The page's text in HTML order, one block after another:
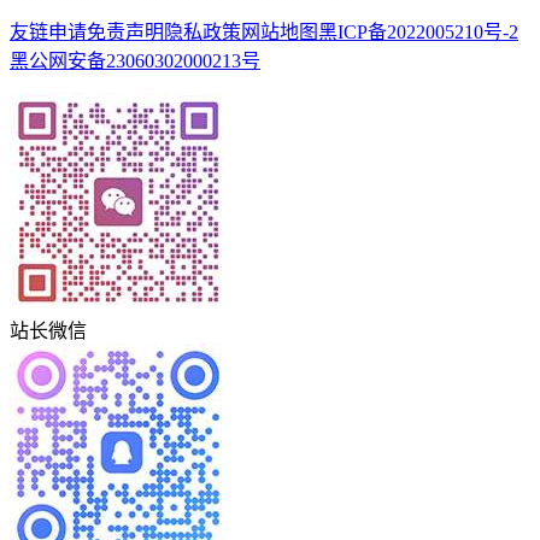
友链申请免责声明 隐私政策 网站地图黑ICP备2022005210号-2
黑公网安备23060302000213号
站长微信